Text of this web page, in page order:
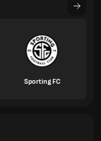
Sporting FC